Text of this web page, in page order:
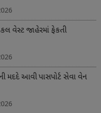
વેસ્ટ જાહેરમાં ફેકતી
મદદે આવી પાસપોર્ટ સેવા વેન